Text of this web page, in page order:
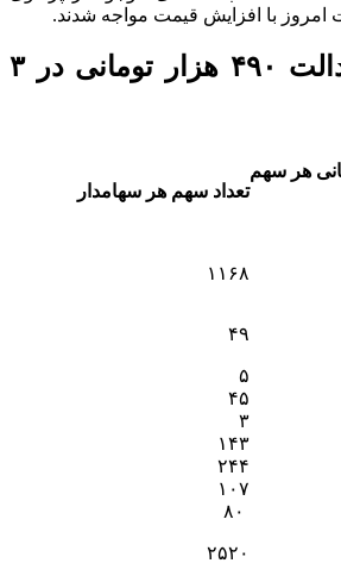
امروز با افزایش قیمت مواجه شدند.
ارزش سهام عدالت ۴۹۰ هزار تومانی در ۳
هر سهم
تعداد سهم هر سهامدار
۱۱۶۸
۴۹
۵
۴۵
۳
۱۴۳
۲۴۴
۱۰۷
۲۵۲۰